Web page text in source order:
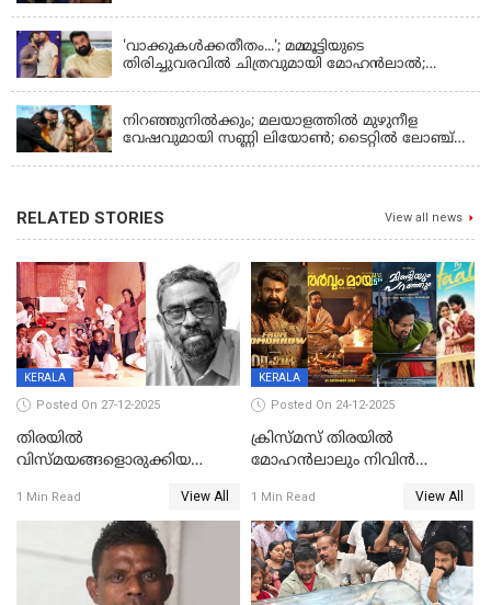
'വാക്കുകള്‍ക്കതീതം...'; മമ്മൂട്ടിയുടെ
തിരിച്ചുവരവില്‍ ചിത്രവുമായി മോഹന്‍ലാല്‍;
നിറഞ്ഞുനിൽക്കും; മലയാളത്തിൽ മുഴുനീള
വേഷവുമായി സണ്ണി ലിയോൺ; ടൈറ്റിൽ ലോഞ്ച്
RELATED STORIES View all news
KERALA
Posted On 27-12-2025
തിരയിൽ
വിസ്മയങ്ങളൊരുക്കിയ
ശേഖര്‍ അന്തരിച്ചു
1 Min Read View All
KERALA
Posted On 24-12-2025
ക്രിസ്മസ് തിരയിൽ
മോഹൻലാലും നിവിൻ
ഷെയ്‌നും; 200 കോടി
മുടക്കിയെത്തുന്ന
വൃഷഭയുൾപ്പെടെ കാണാം
1 Min Read View All